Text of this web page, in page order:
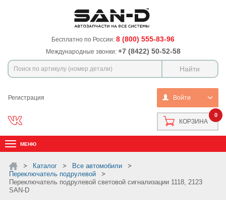
Бесплатно по России: 8 (800) 555-83-96
Международные звонки: +7 (8422) 50-52-58
Регистрация Войти
0
КОРЗИНА
МЕНЮ
Каталог
Все автомобили
Переключатель подрулевой
Переключатель подрулевой световой сигнализации 1118, 2123
SAN-D